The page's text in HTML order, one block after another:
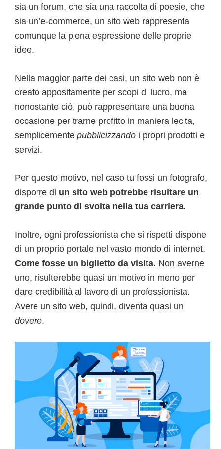
sia un forum, che sia una raccolta di poesie, che
sia un’e-commerce, un sito web rappresenta
comunque la piena espressione delle proprie
idee.
Nella maggior parte dei casi, un sito web non è
creato appositamente per scopi di lucro, ma
nonostante ciò, può rappresentare una buona
occasione per trarne profitto in maniera lecita,
semplicemente pubblicizzando i propri prodotti e
servizi.
Per questo motivo, nel caso tu fossi un fotografo,
disporre di un sito web potrebbe risultare un
grande punto di svolta nella tua carriera.
Inoltre, ogni professionista che si rispetti dispone
di un proprio portale nel vasto mondo di internet.
Come fosse un biglietto da visita. Non averne
uno, risulterebbe quasi un motivo in meno per
dare credibilità al lavoro di un professionista.
Avere un sito web, quindi, diventa quasi un
dovere.